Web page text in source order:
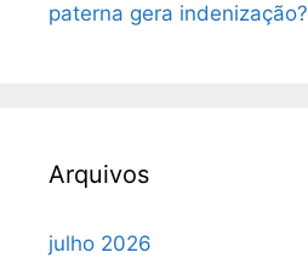
paterna gera indenização?
Arquivos
julho 2026